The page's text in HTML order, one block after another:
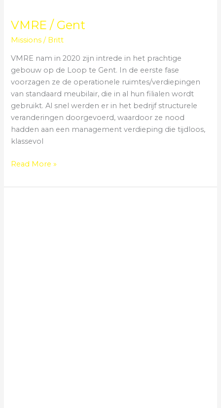
VMRE / Gent
Missions / Britt
VMRE nam in 2020 zijn intrede in het prachtige
gebouw op de Loop te Gent. In de eerste fase
voorzagen ze de operationele ruimtes/verdiepingen
van standaard meubilair, die in al hun filialen wordt
gebruikt. Al snel werden er in het bedrijf structurele
veranderingen doorgevoerd, waardoor ze nood
hadden aan een management verdieping die tijdloos,
klassevol
Read More »